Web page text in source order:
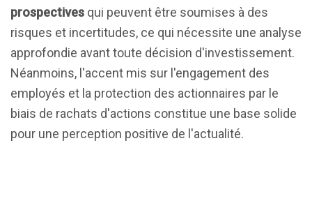
prospectives qui peuvent être soumises à des
risques et incertitudes, ce qui nécessite une analyse
approfondie avant toute décision d'investissement.
Néanmoins, l'accent mis sur l'engagement des
employés et la protection des actionnaires par le
biais de rachats d'actions constitue une base solide
pour une perception positive de l'actualité.